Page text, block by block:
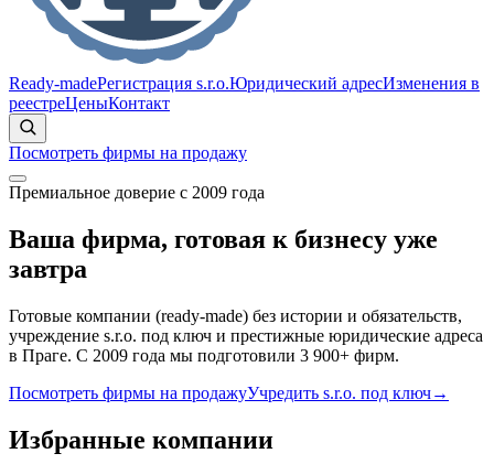
Ready-madeРегистрация s.r.o.Юридический адресИзменения в
реестреЦеныКонтакт
Посмотреть фирмы на продажу
Премиальное доверие с 2009 года
Ваша фирма, готовая к бизнесу уже
завтра
Готовые компании (ready-made) без истории и обязательств,
учреждение s.r.o. под ключ и престижные юридические адреса
в Праге. С 2009 года мы подготовили 3 900+ фирм.
Посмотреть фирмы на продажуУчредить s.r.o. под ключ→
Избранные компании